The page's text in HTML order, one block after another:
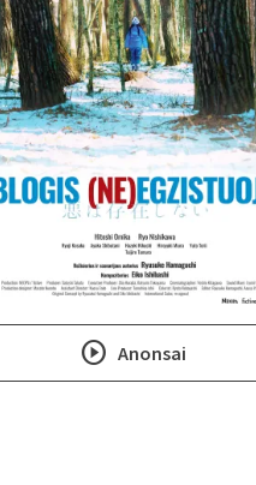
play_circle Anonsai